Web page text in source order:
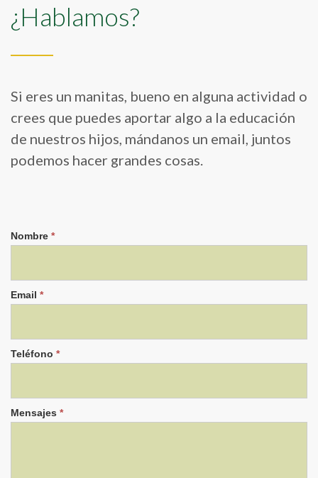
¿Hablamos?
Si eres un manitas, bueno en alguna actividad o
crees que puedes aportar algo a la educación
de nuestros hijos, mándanos un email, juntos
podemos hacer grandes cosas.
Contacto
web
Nombre *
Email *
Teléfono *
Mensajes *